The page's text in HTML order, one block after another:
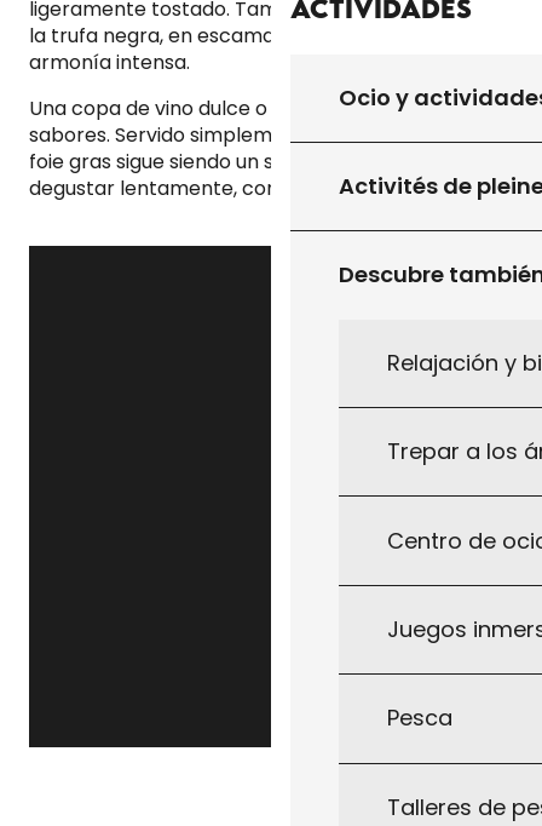
Actividades
Ocio y
Activités de
Descubre
Relajación y
Trepar a los
Centro de
Juegos
Pesca
Talleres de
ligeramente tostado. También combina bien con
la trufa negra, en escamas o en virutas, para una
armonía intensa.
Una copa de vino dulce o almibarado sublima sus
sabores. Servido simplemente o en una receta, el
foie gras sigue siendo un símbolo de la región, para
degustar lentamente, con respeto y placer.